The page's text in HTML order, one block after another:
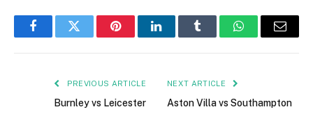
FacebookTwitter PinterestLinkedInTumblr WhatsAppEmail
PREVIOUS ARTICLE
Burnley vs Leicester
NEXT ARTICLE
Aston Villa vs Southampton